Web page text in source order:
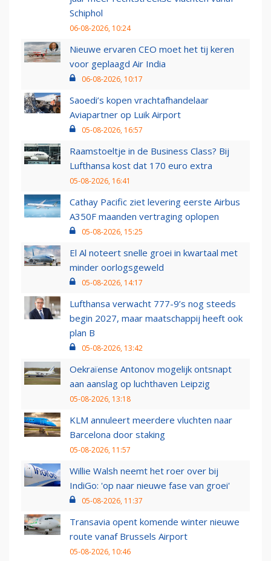
Schiphol
06-08-2026, 10:24
Nieuwe ervaren CEO moet het tij keren
voor geplaagd Air India
06-08-2026, 10:17
Saoedi’s kopen vrachtafhandelaar
Aviapartner op Luik Airport
05-08-2026, 16:57
Raamstoeltje in de Business Class? Bij
Lufthansa kost dat 170 euro extra
05-08-2026, 16:41
Cathay Pacific ziet levering eerste Airbus
A350F maanden vertraging oplopen
05-08-2026, 15:25
El Al noteert snelle groei in kwartaal met
minder oorlogsgeweld
05-08-2026, 14:17
Lufthansa verwacht 777-9’s nog steeds
begin 2027, maar maatschappij heeft ook
plan B
05-08-2026, 13:42
Oekraïense Antonov mogelijk ontsnapt
aan aanslag op luchthaven Leipzig
05-08-2026, 13:18
KLM annuleert meerdere vluchten naar
Barcelona door staking
05-08-2026, 11:57
Willie Walsh neemt het roer over bij
IndiGo: 'op naar nieuwe fase van groei'
05-08-2026, 11:37
Transavia opent komende winter nieuwe
route vanaf Brussels Airport
05-08-2026, 10:46